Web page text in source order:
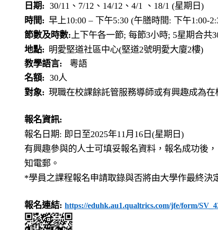
日期: 30/11 、 7/12 、 14/12 、 4/1 、 18/1 (星期日 )
時間: 早上10:00 – 下午5:30 (午膳時間: 下午1:00-
節數及時數: 上下午各一節; 每節3小時; 5星期合共
地點: 明愛堅道社區中心(堅道2號明愛大廈2樓)
教學語言: 粵語
名額: 30人
對象: 現職在校課餘託管服務導師或有興趣成為
報名資訊:
報名日期: 即日至2025年11 月 16 日 (星期日 )
有興趣參與的人士可填妥報名資料，報名成功後，
知電郵。
*學員之課程報名申請取錄與否將由大學作最終決
報名連結: https://eduhk.au1.qualtrics.com/jfe/form/